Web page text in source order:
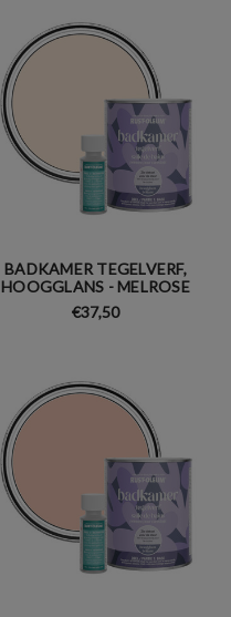
BADKAMER TEGELVERF,
HOOGGLANS - MELROSE
€37,50